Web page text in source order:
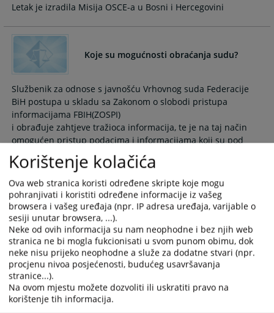
the
calendar
and
select
Press
the
question
mark
to
the
keyboard
shortcuts
for
changing
dates.
the
calendar
select
Press
the
question
mark
to
the
keyboard
shortcuts
for
changing
dates.
Letak je izradila Misija OSCE-a u Bosni i Hercegovini
Koje su mogućnosti obraćanja sudu?
Službenik za odnose s javnošću Vrhovnog suda Federacije
BiH postupa u skladu sa Zakonom o slobodi pristupa
informacijama FBIH(ZOSPI)
i obrađuje zahtjeve tražioca informacija, te je na taj način
omogućen pristup podacima i informacijama koji su pod
kontrolom Vrhovnog suda FBiH
Gdje se nalazi Vrhovni sud FBiH?
Sjedište Vrhovnog suda Federacije Bosne i Hercegovine je u
Sarajevu, ulica Valtera Perića 15.
Ko je predsjednik Vrhovnog suda FBiH
Korištenje kolačića
Ova web stranica koristi određene skripte koje mogu
pohranjivati i koristiti određene informacije iz vašeg
browsera i vašeg uređaja (npr. IP adresa uređaja, varijable o
sesiji unutar browsera, ...).
Neke od ovih informacija su nam neophodne i bez njih web
stranica ne bi mogla fukcionisati u svom punom obimu, dok
neke nisu prijeko neophodne a služe za dodatne stvari (npr.
procjenu nivoa posjećenosti, budućeg usavršavanja
stranice...).
Na ovom mjestu možete dozvoliti ili uskratiti pravo na
korištenje tih informacija.